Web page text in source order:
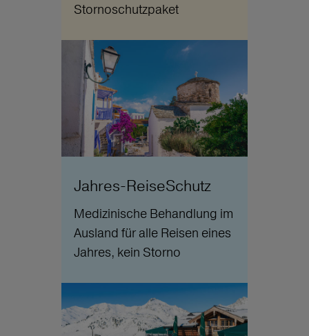
Stornoschutzpaket
Jahres-ReiseSchutz
Medizinische Behandlung im
Ausland für alle Reisen eines
Jahres, kein Storno